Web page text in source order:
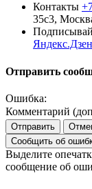
Контакты
35с3,
Яндекс.Дзен
Отправить
Ошибка:
Комментарий
Отправить
Сообщить об
Выделите
сообщение об